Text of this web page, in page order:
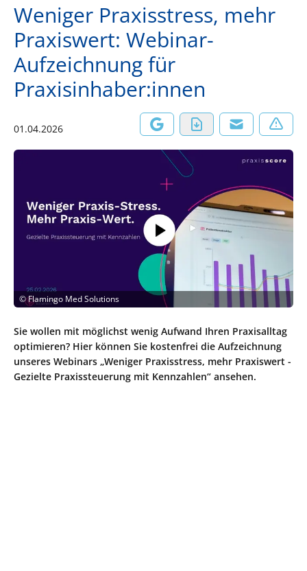
Weniger Praxisstress, mehr
Praxiswert: Webinar-
Aufzeichnung für
Praxisinhaber:innen
01.04.2026
©Flamingo Med Solutions
Sie wollen mit möglichst wenig Aufwand Ihren Praxisalltag
optimieren? Hier können Sie kostenfrei die Aufzeichnung
unseres Webinars „Weniger Praxisstress, mehr Praxiswert -
Gezielte Praxissteuerung mit Kennzahlen“ ansehen.